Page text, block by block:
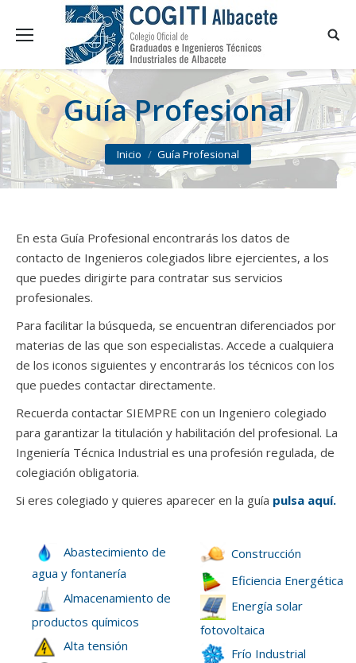
Guía Profesional
You are here:
Inicio Guía Profesional
En esta Guía Profesional encontrarás los datos de
contacto de Ingenieros colegiados libre ejercientes, a los
que puedes dirigirte para contratar sus servicios
profesionales.
Para facilitar la búsqueda, se encuentran diferenciados por
materias de las que son especialistas. Accede a cualquiera
de los iconos siguientes y encontrarás los técnicos con los
que puedes contactar directamente.
Recuerda contactar SIEMPRE con un Ingeniero colegiado
para garantizar la titulación y habilitación del profesional. La
Ingeniería Técnica Industrial es una profesión regulada, de
colegiación obligatoria.
Si eres colegiado y quieres aparecer en la guía pulsa aquí.
Abastecimiento de
agua y fontanería
Almacenamiento de
productos químicos
Alta tensión
Construcción
Eficiencia Energética
Energía solar
fotovoltaica
Frío Industrial